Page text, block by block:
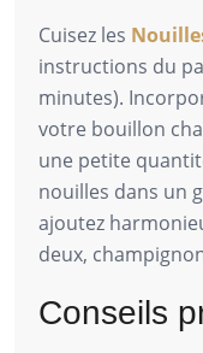
Cuisez les
instructions du
minutes).
votre bouillon
une petite
nouilles dans un
ajoutez
deux,
Conseils